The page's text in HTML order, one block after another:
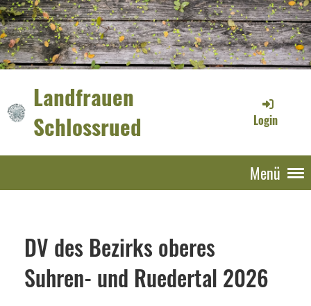
Landfrauen
Schlossrued
Login
Menü
DV des Bezirks oberes
Suhren- und Ruedertal 2026